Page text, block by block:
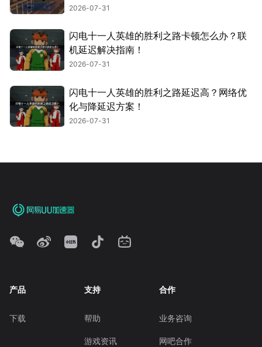
2026-07-31
闪电十一人英雄的胜利之路卡顿怎么办？联
机延迟解决指南！
2026-07-31
闪电十一人英雄的胜利之路延迟高？网络优
化与降延迟方案！
2026-07-31
产品
下载
支持
帮助
游戏资讯
合作
业务咨询
网吧合作